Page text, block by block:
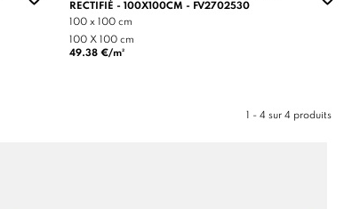
RECTIFIÉ - 100X100CM - FV2702530
100 x 100 cm
100 X 100 cm
49.38 €/m²
1 - 4 sur 4 produits